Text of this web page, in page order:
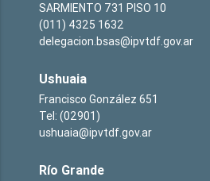
SARMIENTO 731 PISO 10
(011) 4325 1632
delegacion.bsas@ipvtdf.gov.ar
Ushuaia
Francisco González 651
Tel: (02901)
ushuaia@ipvtdf.gov.ar
Río Grande